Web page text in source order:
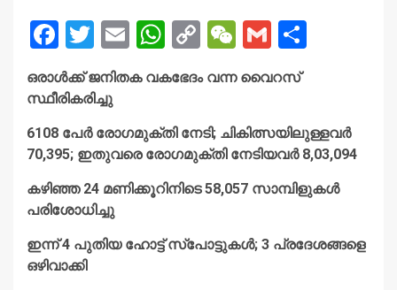
Facebook
Twitter
EmailWhatsApp
CopyWeChat
Gmail
ഒരാള്‍ക്ക് ജനിതക വകഭേദം വന്ന വൈറസ്
സ്ഥീരികരിച്ചു
6108 പേര്‍ രോഗമുക്തി നേടി; ചികിത്സയിലുള്ളവര്‍
70,395; ഇതുവരെ രോഗമുക്തി നേടിയവര്‍ 8,03,094
കഴിഞ്ഞ 24 മണിക്കൂറിനിടെ 58,057 സാമ്പിളുകള്‍
പരിശോധിച്ചു
ഇന്ന് 4 പുതിയ ഹോട്ട് സ്‌പോട്ടുകള്‍; 3 പ്രദേശങ്ങളെ
ഒഴിവാക്കി